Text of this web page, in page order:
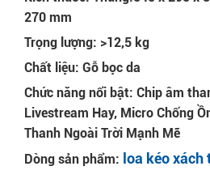
270 mm
Trọng lượng: >12,5 kg
Chất liệu: Gỗ bọc da
Chức năng nổi bật: Chip âm
Livestream Hay, Micro Chống
Thanh Ngoài Trời Mạnh Mẽ
Dòng sản phẩm: loa kéo xách